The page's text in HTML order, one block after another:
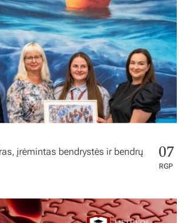
įrėmintas bendrystės ir bendrų
07
RGP